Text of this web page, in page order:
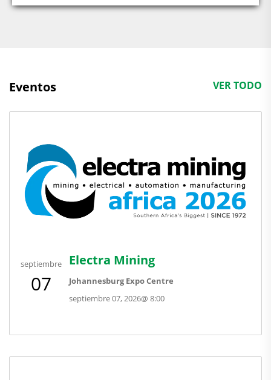
Eventos VER TODO
septiembre
07
septiembre 07, 2026@8:00
Electra Mining
Johannesburg Expo Centre